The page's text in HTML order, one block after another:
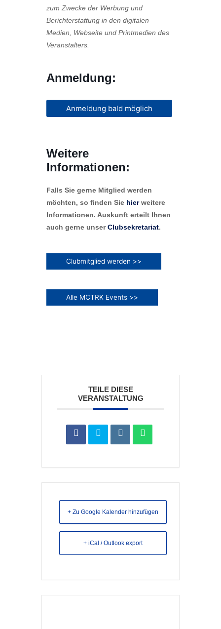
zum Zwecke der Werbung und
Berichterstattung in den digitalen
Medien, Webseite und Printmedien des
Veranstalters.
Anmeldung:
Anmeldung bald möglich
Weitere
Informationen:
Falls Sie gerne Mitglied werden
möchten, so finden Sie hierweitere
Informationen. Auskunft erteilt Ihnen
auch gerne unser Clubsekretariat.
Clubmitglied werden >>
Alle MCTRK Events >>
TEILE DIESE
VERANSTALTUNG
+ Zu Google Kalender hinzufügen
+ iCal / Outlook export